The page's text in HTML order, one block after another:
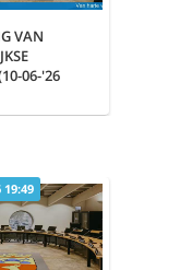
VAN
06-'26